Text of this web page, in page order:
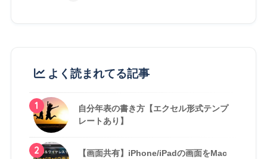
よく読まれてる記事
1
自分年表の書き方【エクセル形式テンプ
レートあり】
2
【画面共有】iPhone/iPadの画面をMac